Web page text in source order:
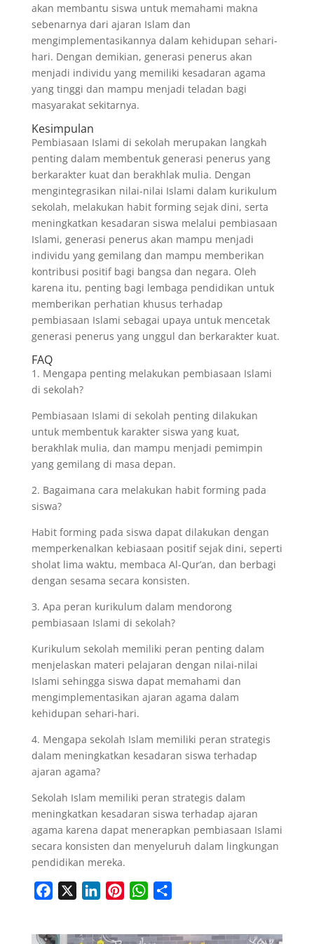
akan membantu siswa untuk memahami makna
sebenarnya dari ajaran Islam dan
mengimplementasikannya dalam kehidupan sehari-
hari. Dengan demikian, generasi penerus akan
menjadi individu yang memiliki kesadaran agama
yang tinggi dan mampu menjadi teladan bagi
masyarakat sekitarnya.
Kesimpulan
Pembiasaan Islami di sekolah merupakan langkah
penting dalam membentuk generasi penerus yang
berkarakter kuat dan berakhlak mulia. Dengan
mengintegrasikan nilai-nilai Islami dalam kurikulum
sekolah, melakukan habit forming sejak dini, serta
meningkatkan kesadaran siswa melalui pembiasaan
Islami, generasi penerus akan mampu menjadi
individu yang gemilang dan mampu memberikan
kontribusi positif bagi bangsa dan negara. Oleh
karena itu, penting bagi lembaga pendidikan untuk
memberikan perhatian khusus terhadap
pembiasaan Islami sebagai upaya untuk mencetak
generasi penerus yang unggul dan berkarakter kuat.
FAQ
1. Mengapa penting melakukan pembiasaan Islami
di sekolah?
Pembiasaan Islami di sekolah penting dilakukan
untuk membentuk karakter siswa yang kuat,
berakhlak mulia, dan mampu menjadi pemimpin
yang gemilang di masa depan.
2. Bagaimana cara melakukan habit forming pada
siswa?
Habit forming pada siswa dapat dilakukan dengan
memperkenalkan kebiasaan positif sejak dini, seperti
sholat lima waktu, membaca Al-Qur’an, dan berbagi
dengan sesama secara konsisten.
3. Apa peran kurikulum dalam mendorong
pembiasaan Islami di sekolah?
Kurikulum sekolah memiliki peran penting dalam
menjelaskan materi pelajaran dengan nilai-nilai
Islami sehingga siswa dapat memahami dan
mengimplementasikan ajaran agama dalam
kehidupan sehari-hari.
4. Mengapa sekolah Islam memiliki peran strategis
dalam meningkatkan kesadaran siswa terhadap
ajaran agama?
Sekolah Islam memiliki peran strategis dalam
meningkatkan kesadaran siswa terhadap ajaran
agama karena dapat menerapkan pembiasaan Islami
secara konsisten dan menyeluruh dalam lingkungan
pendidikan mereka.
W